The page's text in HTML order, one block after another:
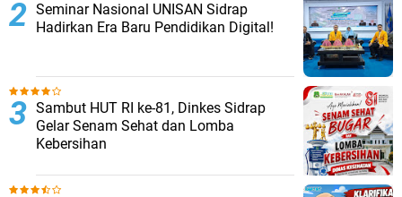
Seminar Nasional UNISAN Sidrap
Hadirkan Era Baru Pendidikan Digital!
Sambut HUT RI ke-81, Dinkes Sidrap
Gelar Senam Sehat dan Lomba
Kebersihan